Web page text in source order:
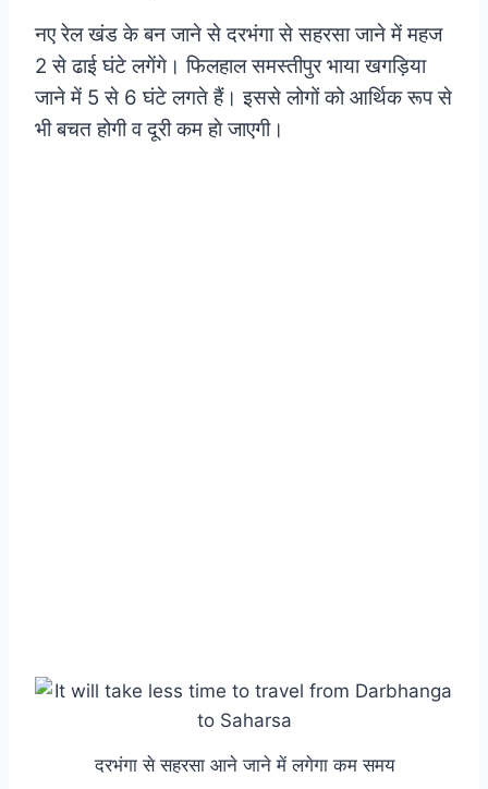
नए रेल खंड के बन जाने से दरभंगा से सहरसा जाने में महज
2 से ढाई घंटे लगेंगे। फिलहाल समस्तीपुर भाया खगड़िया
जाने में 5 से 6 घंटे लगते हैं। इससे लोगों को आर्थिक रूप से
भी बचत होगी व दूरी कम हाे जाएगी।
दरभंगा से सहरसा आने जाने में लगेगा कम समय